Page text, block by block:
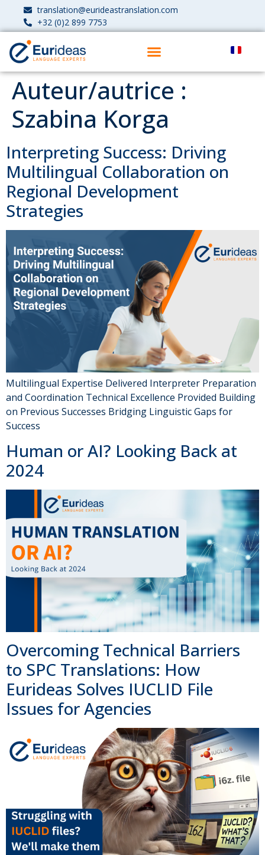
translation@eurideastranslation.com
+32 (0)2 899 7753
Auteur/autrice :
Szabina Korga
Interpreting Success: Driving
Multilingual Collaboration on
Regional Development
Strategies
Multilingual Expertise Delivered Interpreter Preparation
and Coordination Technical Excellence Provided Building
on Previous Successes Bridging Linguistic Gaps for
Success
Human or AI? Looking Back at
2024
Overcoming Technical Barriers
to SPC Translations: How
Eurideas Solves IUCLID File
Issues for Agencies